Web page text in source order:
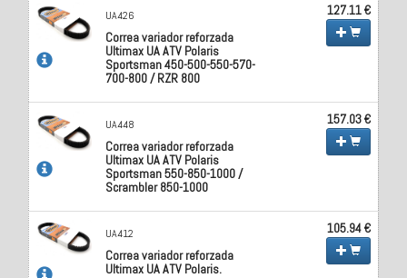
UA426
Correa variador reforzada
Ultimax UA ATV Polaris
Sportsman 450-500-550-570-
700-800 / RZR 800
127.11 €
UA448
Correa variador reforzada
Ultimax UA ATV Polaris
Sportsman 550-850-1000 /
Scrambler 850-1000
157.03 €
UA412
Correa variador reforzada
Ultimax UA ATV Polaris.
105.94 €